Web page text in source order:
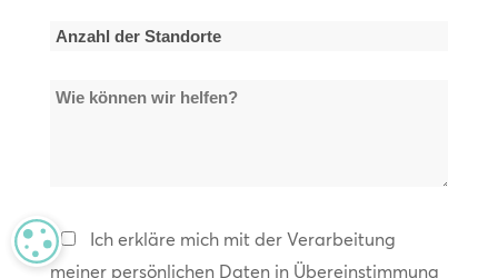
Anzahl
Standorte
Wie
Datenschutzerklärung
*
Ich erkläre mich mit der Verarbeitung
meiner persönlichen Daten in Übereinstimmung
MANAGE PRIVACY